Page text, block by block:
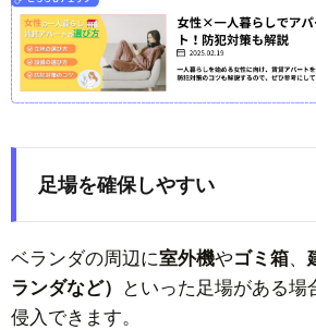
足場を確保しやすい
ベランダの周辺に室外機やゴミ箱、
ランダなど）
といった足場がある場
侵入できます。